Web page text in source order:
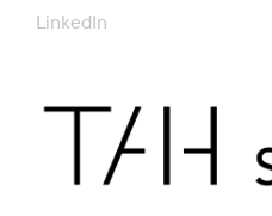
LinkedIn